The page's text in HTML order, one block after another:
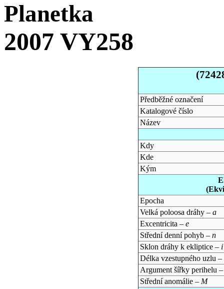
Planetka
2007 VY258
Předběžné označení
Katalogové číslo
Název
Kdy
Kde
Kým
Epocha
Velká poloosa dráhy – a
Excentricita – e
Střední denní pohyb – n
Sklon dráhy k ekliptice – i
Délka vzestupného uzlu –
Argument šířky perihelu
Střední anomálie – M